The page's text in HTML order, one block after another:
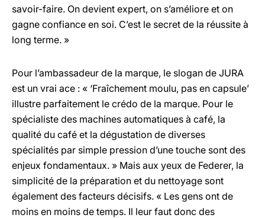
savoir-faire. On devient expert, on s’améliore et on
gagne confiance en soi. C’est le secret de la réussite à
long terme. »
Pour l’ambassadeur de la marque, le slogan de JURA
est un vrai ace : « ‘Fraîchement moulu, pas en capsule’
illustre parfaitement le crédo de la marque. Pour le
spécialiste des machines automatiques à café, la
qualité du café et la dégustation de diverses
spécialités par simple pression d’une touche sont des
enjeux fondamentaux. » Mais aux yeux de Federer, la
simplicité de la préparation et du nettoyage sont
également des facteurs décisifs. « Les gens ont de
moins en moins de temps. Il leur faut donc des